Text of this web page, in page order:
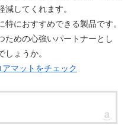
してくれます。
におすすめできる製品です。
ための心強いパートナーとし
ょうか。
マットをチェック